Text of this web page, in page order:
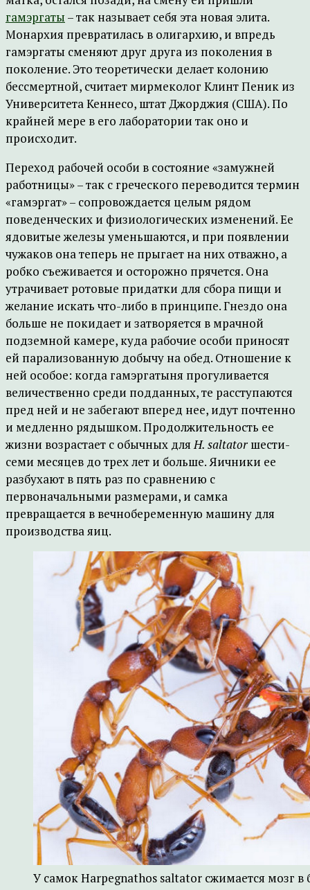
гамэргаты – так называет себя эта новая элита.
Монархия превратилась в олигархию, и впредь
гамэргаты сменяют друг друга из поколения в
поколение. Это теоретически делает колонию
бессмертной, считает мирмеколог Клинт Пеник из
Университета Кеннесо, штат Джорджия (США). По
крайней мере в его лаборатории так оно и
происходит.
Переход рабочей особи в состояние «замужней
работницы» – так с греческого переводится термин
«гамэргат» – сопровождается целым рядом
поведенческих и физиологических изменений. Ее
ядовитые железы уменьшаются, и при появлении
чужаков она теперь не прыгает на них отважно, а
робко съеживается и осторожно прячется. Она
утрачивает ротовые придатки для сбора пищи и
желание искать что-либо в принципе. Гнездо она
больше не покидает и затворяется в мрачной
подземной камере, куда рабочие особи приносят
ей парализованную добычу на обед. Отношение к
ней особое: когда гамэргатыня прогуливается
величественно среди подданных, те расступаются
пред ней и не забегают вперед нее, идут почтенно
и медленно рядышком. Продолжительность ее
жизни возрастает с обычных дляH. saltator шести-
семи месяцев до трех лет и больше. Яичники ее
разбухают в пять раз по сравнению с
первоначальными размерами, и самка
превращается в вечнобеременную машину для
производства яиц.
У самок Harpegnathos saltator сжимается мозг в